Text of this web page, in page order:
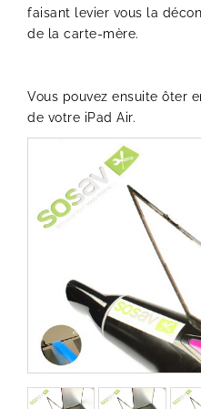
faisant levier vous la
de la carte-mère.
Vous pouvez ensuite ôter
de votre iPad Air.